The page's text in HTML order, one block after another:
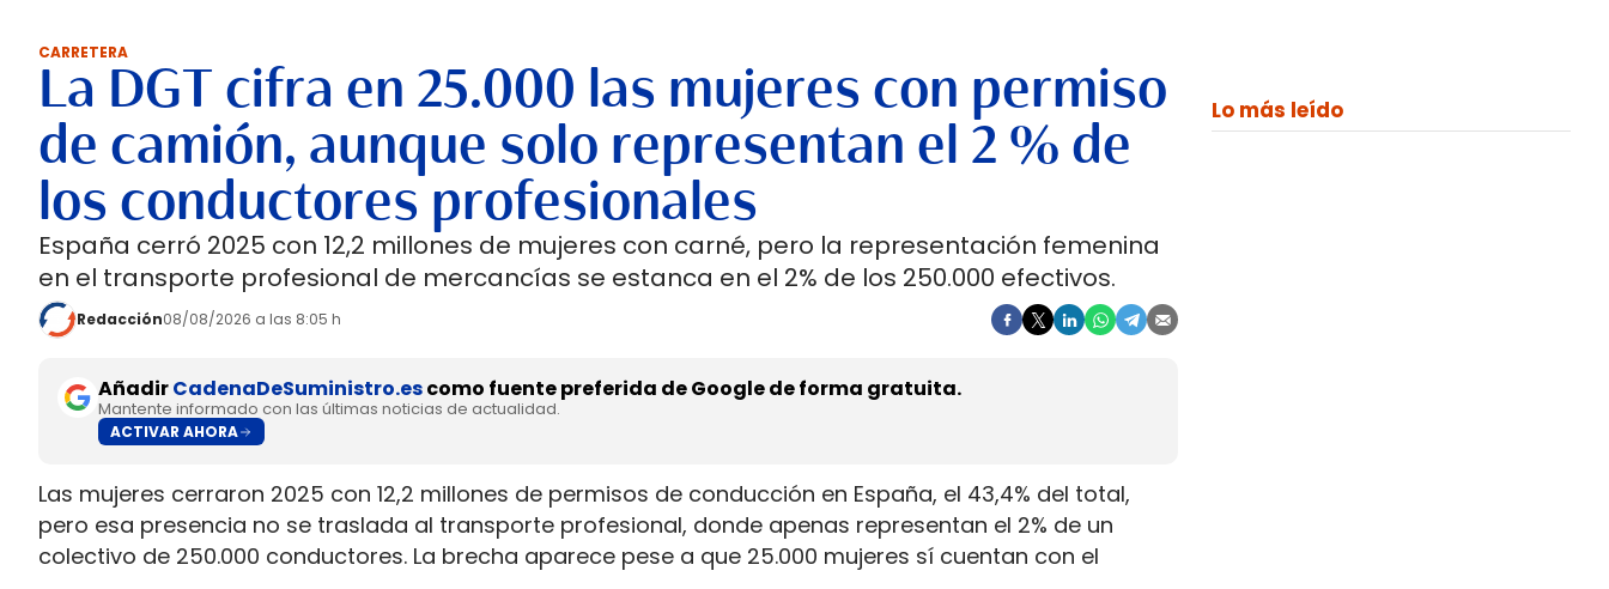
CARRETERA
La DGT cifra en 25.000 las mujeres con permiso
de camión, aunque solo representan el 2 % de
los conductores profesionales
España cerró 2025 con 12,2 millones de mujeres con carné, pero la representación femenina
en el transporte profesional de mercancías se estanca en el 2% de los 250.000 efectivos.
Redacción08/08/2026 a las 8:05 h
AñadirCadenaDeSuministro.escomo fuente preferida de Google de forma gratuita.
Mantente informado con las últimas noticias de actualidad.
ACTIVAR AHORA
Las mujeres cerraron 2025 con 12,2 millones de permisos de conducción en España, el 43,4% del total,
pero esa presencia no se traslada al transporte profesional, donde apenas representan el 2% de un
colectivo de 250.000 conductores. La brecha aparece pese a que 25.000 mujeres sí cuentan con el
Lo más leído